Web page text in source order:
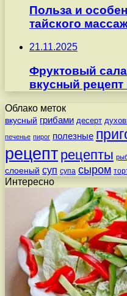
Польза и
тайского
21.11.2025
Фруктовый
вкусный
Облако меток
вкусный грибами десерт
печенье пирог полезные
рецепт рецепты
слоеный суп супа сыром
Интересно